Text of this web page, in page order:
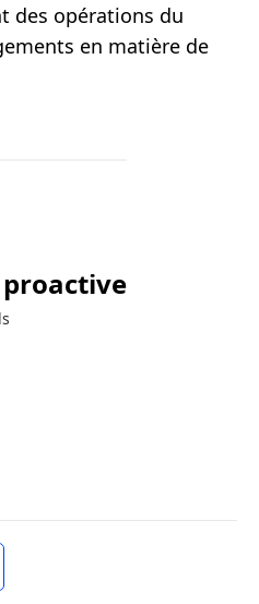
des opérations du
en matière de